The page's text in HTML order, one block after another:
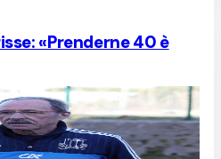
«Prenderne 40 è